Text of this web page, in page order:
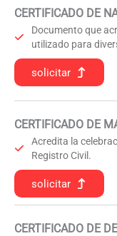
CERTIFICADO DE
Documento que
utilizado para
solicitar
CERTIFICADO DE
Acredita la
Registro Civil.
solicitar
CERTIFICADO DE